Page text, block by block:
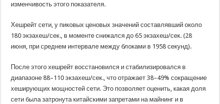
изменчивость этого показателя.
Хешрейт сети, у пиковых ценовых значений составлявший около
180 экзахеш/сек., в моменте снижался до 65 экзахеш/сек. (28
июня, при среднем интервале между блоками в 1958 секунд).
После этого хешрейт восстановился и стабилизировался в
диапазоне 88–110 экзахеш/сек., что отражает 38–49% сокращение
хеширующих мощностей сети. Это позволяет оценить, какая доля
сети была затронута китайскими запретами на майнинг и в